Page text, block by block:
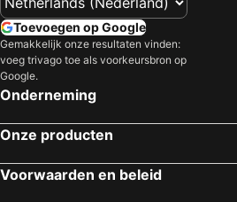
Plage d'Yport
Haras National du Pin
Plage de Luc-sur-Mer
Armada Rouen
Criel Plage
Gare
Sillon de Talbert
Luchthaven Beauvais
Toevoegen op Google
Gemakkelijk onze resultaten vinden:
voeg trivago toe als voorkeursbron op
Google.
Onderneming
Onze producten
Voorwaarden en beleid